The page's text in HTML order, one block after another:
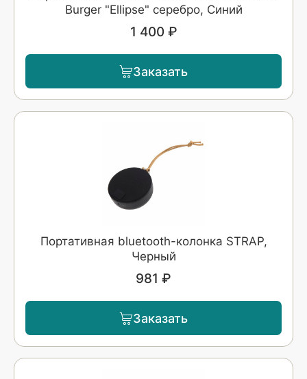
Burger "Ellipse" серебро, Синий
1 400 ₽
Заказать
Портативная bluetooth-колонка STRAP,
Черный
981 ₽
Заказать